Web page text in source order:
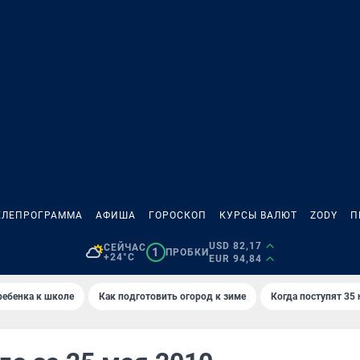
АФИША ГОРОСКОП КУРСЫ ВАЛЮТ ZODY
СЕЙЧАС
+24°C
1 ПРОБКИ
USD 82,17
EUR 94,84
к школе Как подготовить огород к зиме Когда поступят